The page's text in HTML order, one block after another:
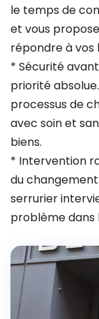
le temps de
et vous
répondre à vos
* Sécurité
priorité
processus de
avec soin et
biens.
* Intervention
du
serrurier
problème dans